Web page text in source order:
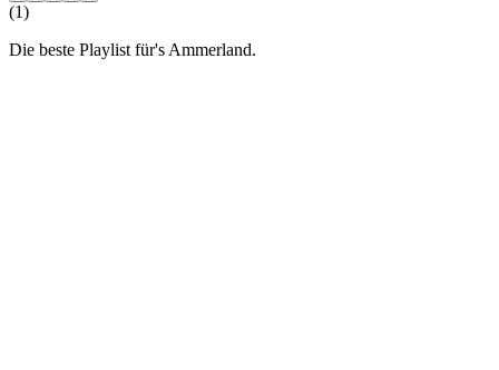
(1)
Die beste Playlist für's Ammerland.